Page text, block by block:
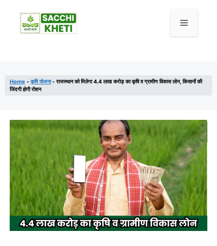
content
Menu
Home - कृषि योजना-राजस्थान को मिलेगा 4.4 लाख करोड़ का कृषि व ग्रामीण विकास लोन, किसानों की
जिंदगी होगी रोशन